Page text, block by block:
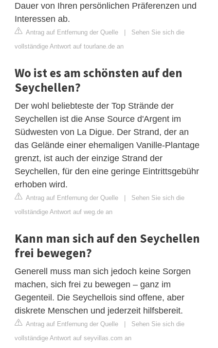
Dauer von Ihren persönlichen Präferenzen und
Interessen ab.
Antrag auf Entfernung der Quelle | Sehen Sie sich die
vollständige Antwort auf tourlane.de an
Wo ist es am schönsten auf den
Seychellen?
Der wohl beliebteste der Top Strände der
Seychellen ist die Anse Source d'Argent im
Südwesten von La Digue. Der Strand, der an
das Gelände einer ehemaligen Vanille-Plantage
grenzt, ist auch der einzige Strand der
Seychellen, für den eine geringe Eintrittsgebühr
erhoben wird.
Antrag auf Entfernung der Quelle | Sehen Sie sich die
vollständige Antwort auf weg.de an
Kann man sich auf den Seychellen
frei bewegen?
Generell muss man sich jedoch keine Sorgen
machen, sich frei zu bewegen – ganz im
Gegenteil. Die Seychellois sind offene, aber
diskrete Menschen und jederzeit hilfsbereit.
Antrag auf Entfernung der Quelle | Sehen Sie sich die
vollständige Antwort auf seyvillas.com an